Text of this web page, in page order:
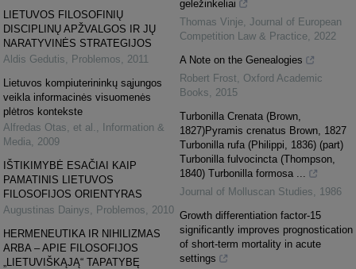
LIETUVOS FILOSOFINIŲ
DISCIPLINŲ APŽVALGOS IR JŲ
NARATYVINĖS STRATEGIJOS
Aldis Gedutis, Problemos, 2011
Lietuvos kompiuterininkų sąjungos
veikla informacinės visuomenės
plėtros kontekste
Alfredas Otas, et al. ,
Information &
Media, 2009
IŠTIKIMYBĖ ESAČIAI KAIP
PAMATINIS LIETUVOS
FILOSOFIJOS ORIENTYRAS
Augustinas Dainys, Problemos, 2010
HERMENEUTIKA IR NIHILIZMAS
ARBA – APIE FILOSOFIJOS
„LIETUVIŠKĄJĄ“ TAPATYBĘ
geležinkeliai
Thomas Vinje, Journal of European
Competition Law & Practice, 2022
A Note on the Genealogies
Robert Frost, Oxford Academic
Books, 2015
Turbonilla Crenata (Brown,
1827)Pyramis crenatus Brown, 1827
Turbonilla rufa (Philippi, 1836) (part)
Turbonilla fulvocincta (Thompson,
1840) Turbonilla formosa ...
Journal of Molluscan Studies, 1986
Growth differentiation factor-15
significantly improves prognostication
of short-term mortality in acute
settings